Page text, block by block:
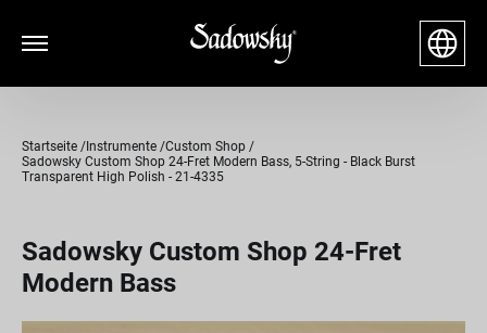
Startseite Instrumente Custom Shop
Sadowsky Custom Shop 24-Fret Modern Bass, 5-String - Black Burst
Transparent High Polish - 21-4335
Sadowsky Custom Shop 24-Fret
Modern Bass